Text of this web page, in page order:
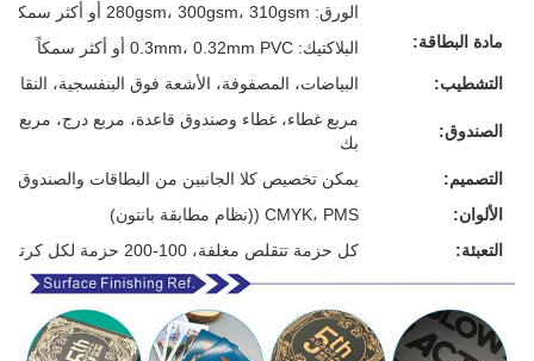
مادة البطاقة:
الورق: 280gsm، 300gsm، 310gsm أو أكثر سمكا، الرمادي/الأبيض/الأزرق/الأسود القلب، كل شيء لك
البلاكتيك: 0.3mm، 0.32mm PVC أو أكثر سمكاً
التشطيب:
البياضات، المصفوفة، الأشعة فوق البنفسجية،
الصندوق:
مربع غطاء، غطاء وصندوق قاعدة، مربع درج،
بك
التصميم:
يمكن تخصيص كلا الجانبين من البطاقات والصندوق
الألوان:
CMYK، PMS ((نظام مطابقة بانتون)
التعبئة:
كل حزمة تتقلص مغلفة، 100-200 حزمة لكل كرتون